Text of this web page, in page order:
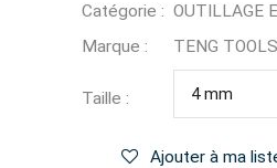
Catégorie : OUTILLAGE
Marque :
TENG TOOLS
Taille : 4 mm
Ajouter à ma